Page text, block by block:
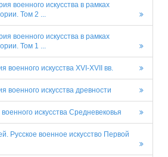
военного искусства в рамках
Том 2 ...
военного искусства в рамках
Том 1 ...
военного искусства XVI-XVII вв.
военного искусства древности
искусства Средневековья
Русское военное искусство Первой